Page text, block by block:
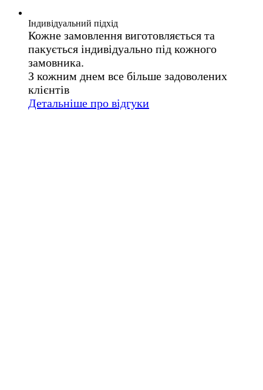
Індивідуальний підхід
Кожне замовлення виготовляється та
пакується індивідуально під кожного
замовника.
З кожним днем все більше задоволених
клієнтів
Детальніше про відгуки